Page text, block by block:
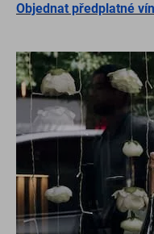
Objednat předplatné vín